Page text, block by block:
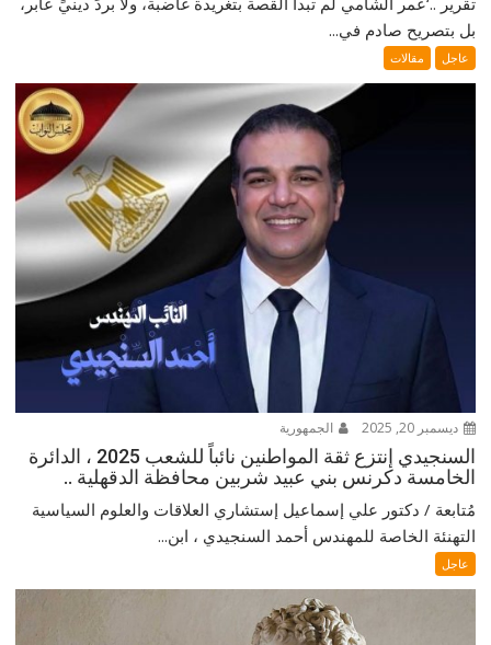
بل بتصريح صادم في...
عاجل مقالات
ديسمبر 20, 2025 الجمهورية
السنجيدي إنتزع ثقة المواطنين نائباً للشعب 2025 ، الدائرة
الخامسة دكرنس بني عبيد شربين محافظة الدقهلية ..
مُتابعة / دكتور علي إسماعيل إستشاري العلاقات والعلوم السياسية
التهنئة الخاصة للمهندس أحمد السنجيدي ، ابن...
عاجل